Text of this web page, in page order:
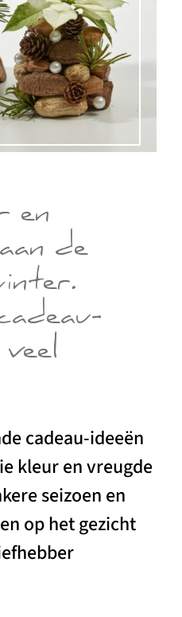
en
de
cadeau-ideeën
kleur en vreugde
seizoen en
op het gezicht